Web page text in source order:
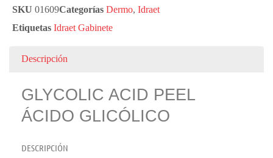
SKU 01609Categorías Dermo, Idraet
Etiquetas Idraet Gabinete
Descripción
GLYCOLIC ACID PEEL
ÁCIDO GLICÓLICO
DESCRIPCIÓN